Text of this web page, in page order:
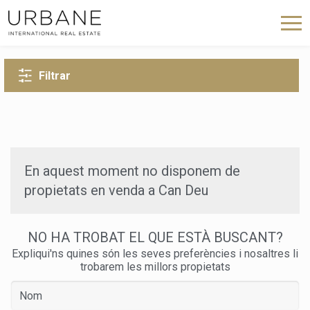
Filtrar
En aquest moment no disponem de
propietats en venda a Can Deu
NO HA TROBAT EL QUE ESTÀ BUSCANT?
Expliqui'ns quines són les seves preferències i nosaltres li
trobarem les millors propietats
Modificar cookies